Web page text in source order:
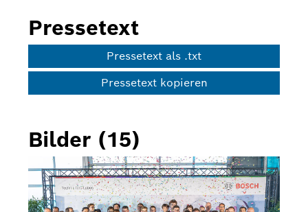
Pressetext
Pressetext als .txt
Pressetext kopieren
Bilder (15)